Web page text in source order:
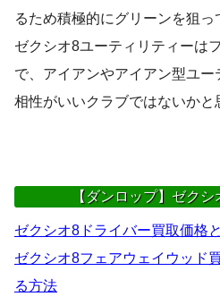
るため積極的にグリーンを狙っ
ゼクシオ8ユーティリティーは
で、アイアンやアイアン型ユ
相性がいいクラブではないかと
【ダンロップ】ゼク
ゼクシオ8ドライバー買取価格
ゼクシオ8フェアウェイウッド
る方法